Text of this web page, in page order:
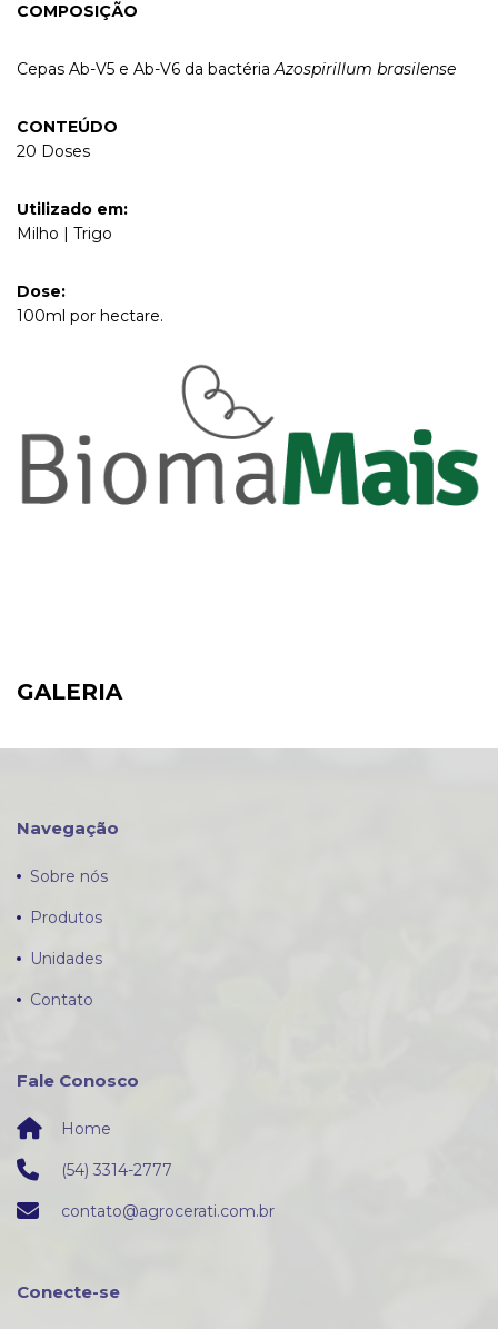
COMPOSIÇÃO
Cepas Ab-V5 e Ab-V6 da bactériaAzospirillum brasilense
CONTEÚDO
20 Doses
Utilizado em:
Milho | Trigo
Dose:
100ml por hectare.
GALERIA
Navegação
Sobre nós
Produtos
Unidades
Contato
Fale Conosco
Home
(54) 3314-2777
contato@agrocerati.com.br
Conecte-se